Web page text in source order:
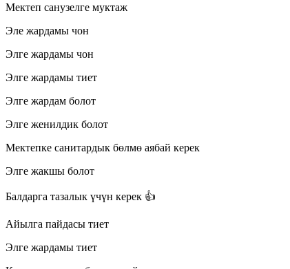
Мектеп санузелге муктаж
Эле жардамы чон
Элге жардамы чон
Элге жардамы тиет
Элге жардам болот
Элге женилдик болот
Мектепке санитардык бөлмө аябай керек
Элге жакшы болот
Балдарга тазалык үчүн керек 👍
Айылга пайдасы тиет
Элге жардамы тиет